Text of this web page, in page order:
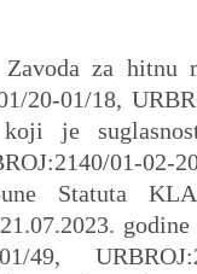
za hitnu
20-01/18,
je
01-
Statuta
godine
49,